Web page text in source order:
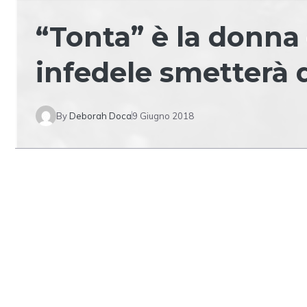
“Tonta” è la
infedele smetterà
ByDeborah Doca9 Giugno 2018